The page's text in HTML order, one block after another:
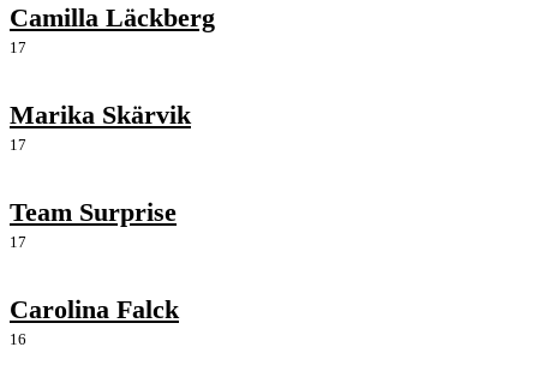
Camilla Läckberg
17
Marika Skärvik
17
Team Surprise
17
Carolina Falck
16